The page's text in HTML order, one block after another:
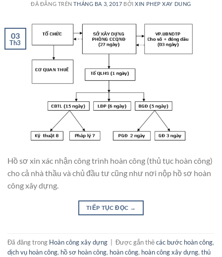
ĐÃ ĐĂNG TRÊNTHÁNG BA 3, 2017 BỞIXIN PHEP XAY DUNG
03
Th3
Hồ sơ xin xác nhận công trình hoàn công (thủ tục hoàn công)
cho cả nhà thầu và chủ đầu tư cũng như nơi nộp hồ sơ hoàn
công xây dựng.
TIẾP TỤC ĐỌC →
Đã đăng trong Hoàn công xây dựng | Được gắn thẻcác bước hoàn công,
dịch vụ hoàn công, hồ sơ hoàn công, hoàn công, hoàn công xây dựng, thủ